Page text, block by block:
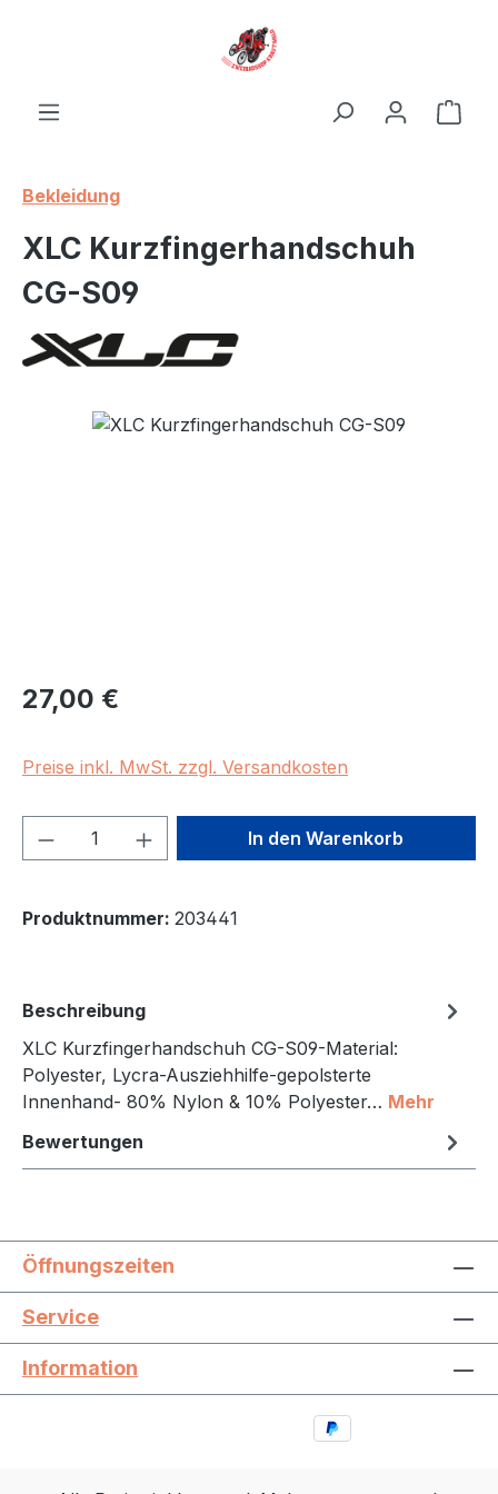
Bekleidung
XLC Kurzfingerhandschuh
CG-S09
Bildergalerie überspringen
Regulärer Preis:
27,00 €
Preise inkl. MwSt. zzgl. Versandkosten
Produkt Anzahl: Gib denIn den Warenkorb
Produktnummer: 203441
Beschreibung
XLC Kurzfingerhandschuh CG-S09-Material:
Polyester, Lycra-Ausziehhilfe-gepolsterte
Innenhand- 80% Nylon & 10% Polyester… Mehr
Bewertungen
Öffnungszeiten
Service
Information